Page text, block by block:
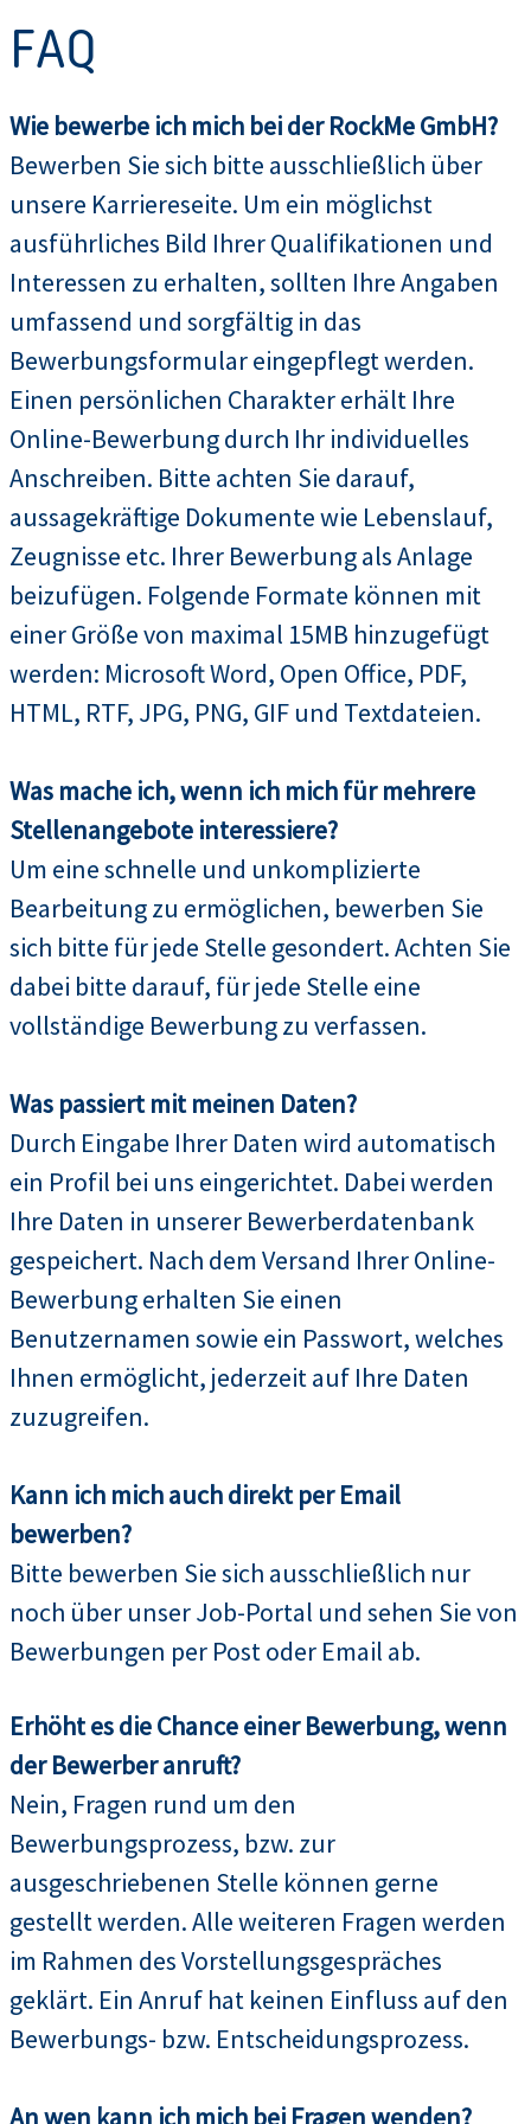
FAQ
Wie bewerbe ich mich bei der RockMe GmbH?
Bewerben Sie sich bitte ausschließlich über
unsere Karriereseite. Um ein möglichst
ausführliches Bild Ihrer Qualifikationen und
Interessen zu erhalten, sollten Ihre Angaben
umfassend und sorgfältig in das
Bewerbungsformular eingepflegt werden.
Einen persönlichen Charakter erhält Ihre
Online-Bewerbung durch Ihr individuelles
Anschreiben. Bitte achten Sie darauf,
aussagekräftige Dokumente wie Lebenslauf,
Zeugnisse etc. Ihrer Bewerbung als Anlage
beizufügen. Folgende Formate können mit
einer Größe von maximal 15MB hinzugefügt
werden: Microsoft Word, Open Office, PDF,
HTML, RTF, JPG, PNG, GIF und Textdateien.
Was mache ich, wenn ich mich für mehrere
Stellenangebote interessiere?
Um eine schnelle und unkomplizierte
Bearbeitung zu ermöglichen, bewerben Sie
sich bitte für jede Stelle gesondert. Achten Sie
dabei bitte darauf, für jede Stelle eine
vollständige Bewerbung zu verfassen.
Was passiert mit meinen Daten?
Durch Eingabe Ihrer Daten wird automatisch
ein Profil bei uns eingerichtet. Dabei werden
Ihre Daten in unserer Bewerberdatenbank
gespeichert. Nach dem Versand Ihrer Online-
Bewerbung erhalten Sie einen
Benutzernamen sowie ein Passwort, welches
Ihnen ermöglicht, jederzeit auf Ihre Daten
zuzugreifen.
Kann ich mich auch direkt per Email
bewerben?
Bitte bewerben Sie sich ausschließlich nur
noch über unser Job-Portal und sehen Sie von
Bewerbungen per Post oder Email ab.
Erhöht es die Chance einer Bewerbung, wenn
der Bewerber anruft?
Nein, Fragen rund um den
Bewerbungsprozess, bzw. zur
ausgeschriebenen Stelle können gerne
gestellt werden. Alle weiteren Fragen werden
im Rahmen des Vorstellungsgespräches
geklärt. Ein Anruf hat keinen Einfluss auf den
Bewerbungs- bzw. Entscheidungsprozess.
An wen kann ich mich bei Fragen wenden?